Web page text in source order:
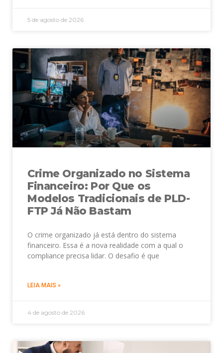
5 de agosto de 2026
Crime Organizado no Sistema
Financeiro: Por Que os
Modelos Tradicionais de PLD-
FTP Já Não Bastam
O crime organizado já está dentro do sistema
financeiro. Essa é a nova realidade com a qual o
compliance precisa lidar. O desafio é que
LEIA MAIS »
4 de agosto de 2026